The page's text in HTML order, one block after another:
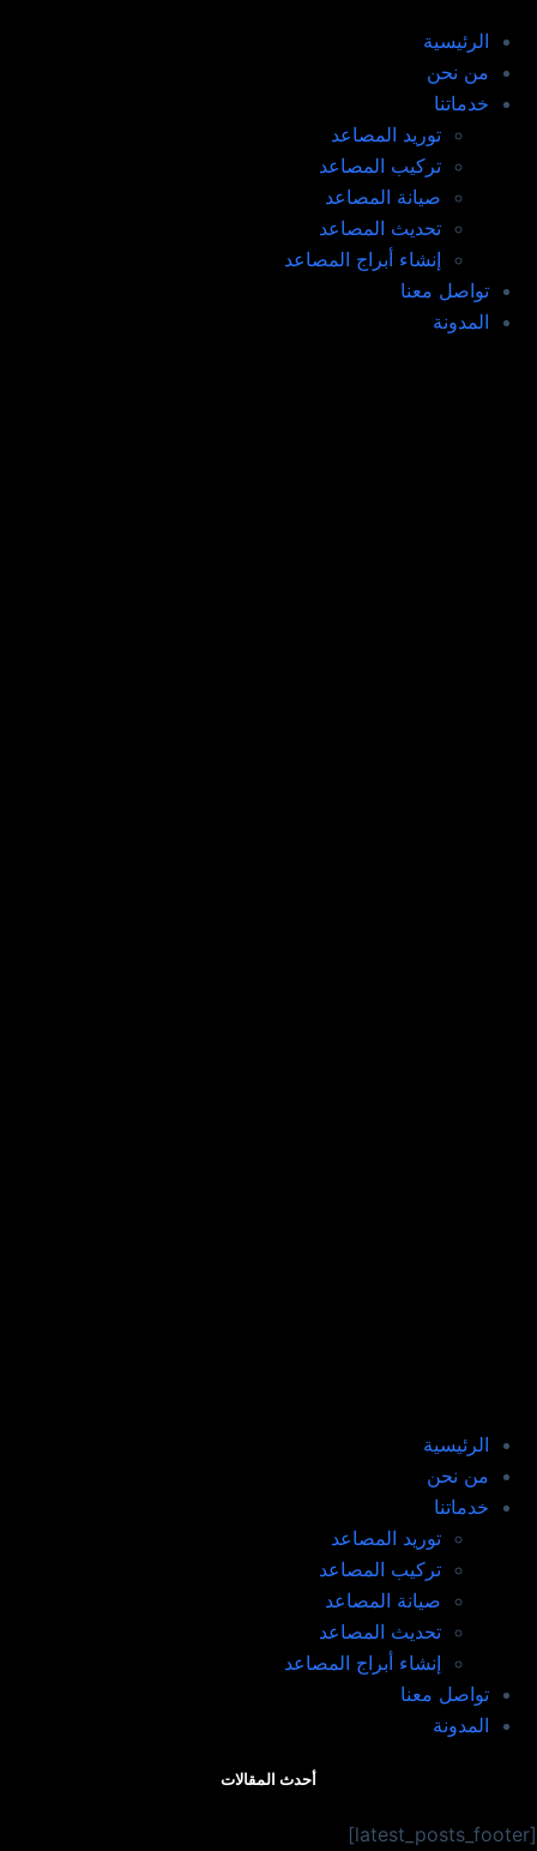
الرئيسية
من نحن
خدماتنا
توريد المصاعد​
تركيب المصاعد ​
صيانة المصاعد​
تحديث المصاعد​
إنشاء أبراج المصاعد​
تواصل معنا
المدونة
الرئيسية
من نحن
خدماتنا
توريد المصاعد​
تركيب المصاعد ​
صيانة المصاعد​
تحديث المصاعد​
إنشاء أبراج المصاعد​
تواصل معنا
المدونة
أحدث المقالات
[latest_posts_footer]